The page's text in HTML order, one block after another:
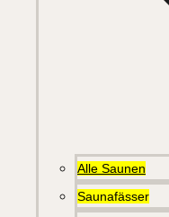
Alle Saunen
Saunafässer